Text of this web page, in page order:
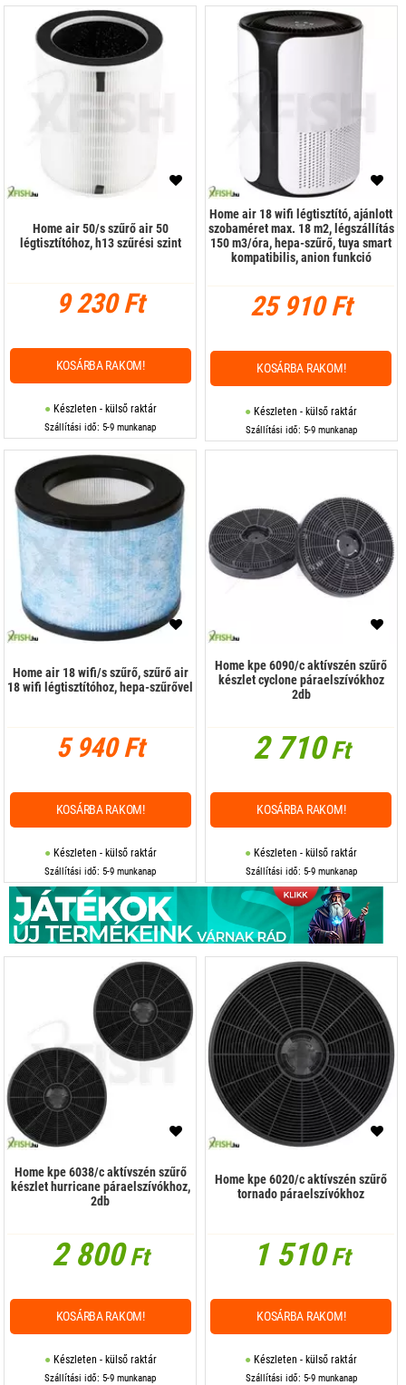
Home air 50/s szűrő air 50
légtisztítóhoz, h13 szűrési szint
9 230 Ft
Készleten - külső raktár
Szállítási idő: 5-9 munkanap
KOSÁRBA RAKOM!
Home air 18 wifi légtisztító, ajánlott
szobaméret max. 18 m2, légszállítás
150 m3/óra, hepa-szűrő, tuya smart
kompatibilis, anion funkció
25 910 Ft
Készleten - külső raktár
Szállítási idő: 5-9 munkanap
KOSÁRBA RAKOM!
Home air 18 wifi/s szűrő, szűrő air
18 wifi légtisztítóhoz, hepa-szűrővel
5 940 Ft
Készleten - külső raktár
Szállítási idő: 5-9 munkanap
KOSÁRBA RAKOM!
Home kpe 6090/c aktívszén szűrő
készlet cyclone páraelszívókhoz
2db
2 710Ft
Készleten - külső raktár
Szállítási idő: 5-9 munkanap
KOSÁRBA RAKOM!
Home kpe 6038/c aktívszén szűrő
készlet hurricane páraelszívókhoz,
2db
2 800Ft
Készleten - külső raktár
Szállítási idő: 5-9 munkanap
KOSÁRBA RAKOM!
Home kpe 6020/c aktívszén szűrő
tornado páraelszívókhoz
1 510Ft
Készleten - külső raktár
Szállítási idő: 5-9 munkanap
KOSÁRBA RAKOM!